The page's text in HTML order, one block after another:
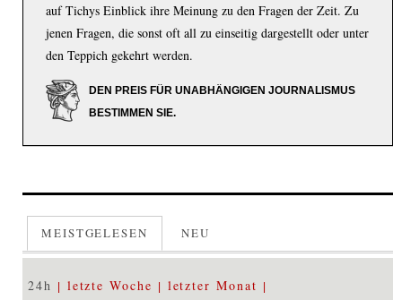
auf Tichys Einblick ihre Meinung zu den Fragen der Zeit. Zu
jenen Fragen, die sonst oft all zu einseitig dargestellt oder unter
den Teppich gekehrt werden.
DEN PREIS FÜR UNABHÄNGIGEN JOURNALISMUS
BESTIMMEN SIE.
MEISTGELESEN NEU
24h letzte Woche letzter Monat